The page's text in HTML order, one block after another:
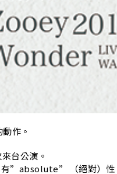
作。
台公演。
”absolute” （絕對）性